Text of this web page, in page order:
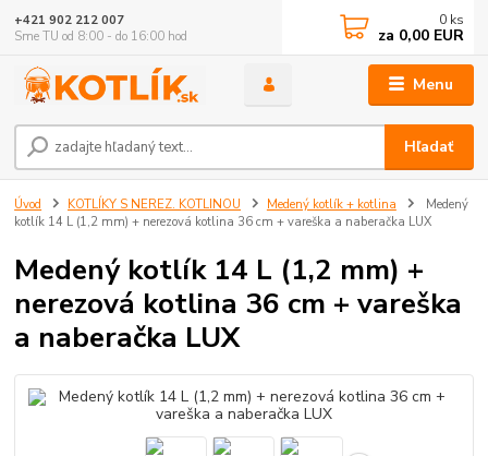
Menu
Hľadať
+421 902 212 007
Sme TU od 8:00 - do 16:00 hod
0 ks
za 0,00 EUR
Úvod KOTLÍKY S NEREZ. KOTLINOU Medený kotlík + kotlina
Medený
kotlík 14 L (1,2 mm) + nerezová kotlina 36 cm + vareška a naberačka LUX
Medený kotlík 14 L (1,2 mm) +
nerezová kotlina 36 cm + vareška
a naberačka LUX